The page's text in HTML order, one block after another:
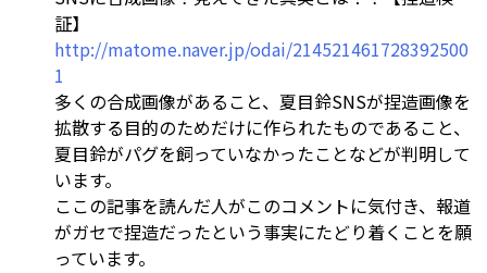
証】
http://matome.naver.jp/odai/214521461728392500
1
多くの合成画像があること、夏目鈴SNSが捏造画像を
拡散する目的のためだけに作られたものであること、
夏目鈴がパグを飼っていなかったことなどが判明して
います。
ここの記事を読んだ人がこのコメントに気付き、報道
がガセで捏造だったという事実にたどり着くことを願
っています。